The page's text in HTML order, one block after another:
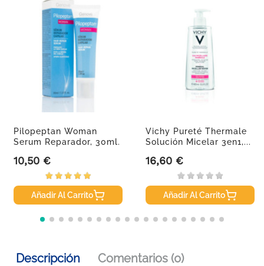
Pilopeptan Woman
Serum Reparador, 30ml.
Precio
10,50 €
Añadir Al Carrito
Vichy Pureté Thermale
Solución Micelar 3en1,...
Precio
16,60 €
Añadir Al Carrito
Descripción Comentarios (0)